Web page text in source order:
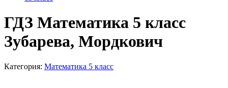
ГДЗ Математика 5 класс
Зубарева, Мордкович
Категория: Математика 5 класс